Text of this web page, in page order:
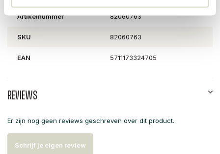
Artikelnummer 82060763
SKU 82060763
EAN 5711173324705
Reviews
Er zijn nog geen reviews geschreven over dit product..
Schrijf je eigen review